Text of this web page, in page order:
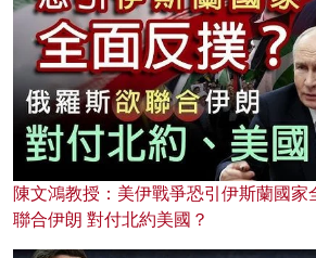
陳文鴻教授：美伊戰爭恐引伊斯蘭國家
聯合伊朗 對付北約美國？